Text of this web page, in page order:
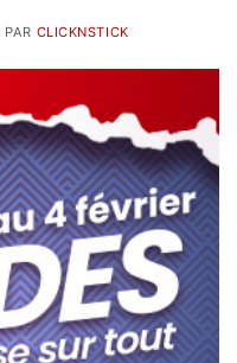
PAR CLICKNSTICK